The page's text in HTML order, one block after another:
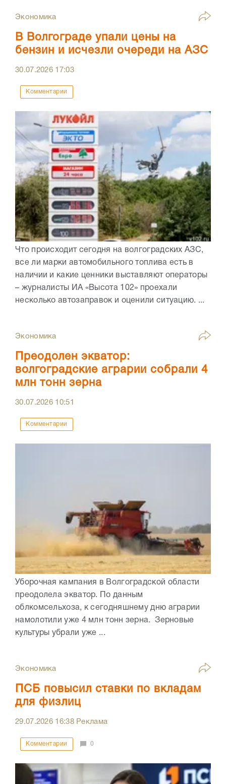
Экономика
В Волгограде упали цены на
бензин и исчезли очереди на АЗС
30.07.2026 17:03
Комментарии
Что происходит сегодня на волгоградских АЗС,
все ли марки автомобильного топлива есть в
наличии и какие ценники выставляют операторы
– журналисты ИА «Высота 102» проехали
несколько автозаправок и оценили ситуацию. ...
Экономика
Преодолен экватор:
волгоградские аграрии собрали 4
млн тонн зерна
30.07.2026 10:51
Комментарии
Уборочная кампания в Волгоградской области
преодолела экватор. По данным
облкомсельхоза, к сегодняшнему дню аграрии
намолотили уже 4 млн тонн зерна. Зерновые
культуры убрали уже ...
Экономика
ПСБ повысил ставки по вкладам
для физлиц
29.07.2026 16:38Реклама
Комментарии 0